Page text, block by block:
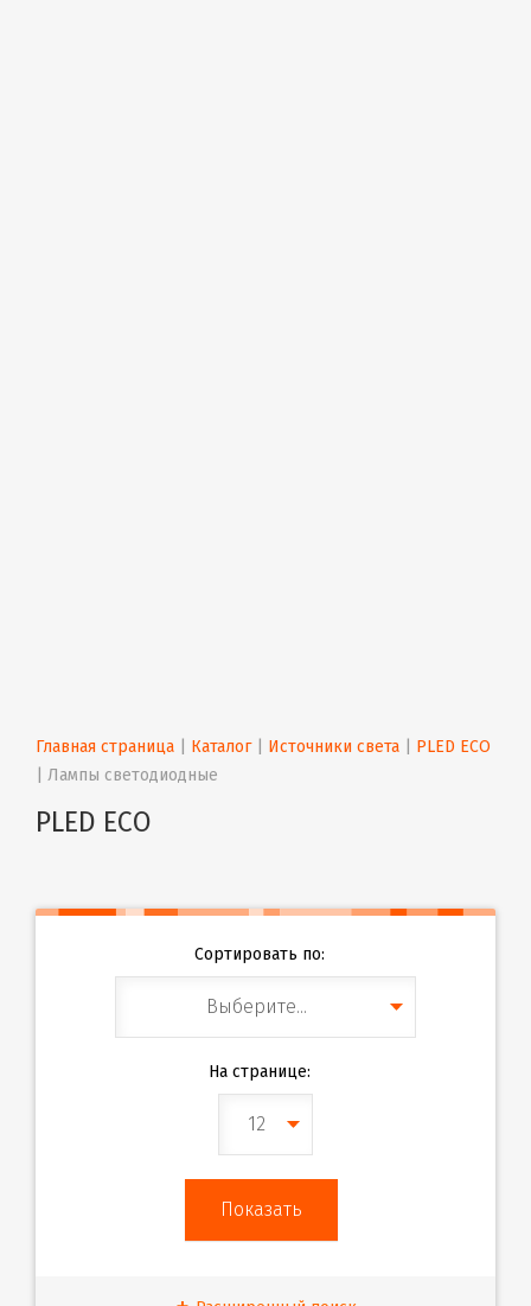
Главная страница Каталог | Источники света
PLED ECO
Лампы светодиодные
PLED ECO
Сортировать по:
Выберите...
На странице:
12